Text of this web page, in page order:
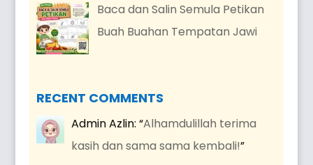
Baca dan Salin Semula Petikan
Buah Buahan Tempatan Jawi
RECENT COMMENTS
Admin Azlin: “Alhamdulillah terima
kasih dan sama sama kembali!”